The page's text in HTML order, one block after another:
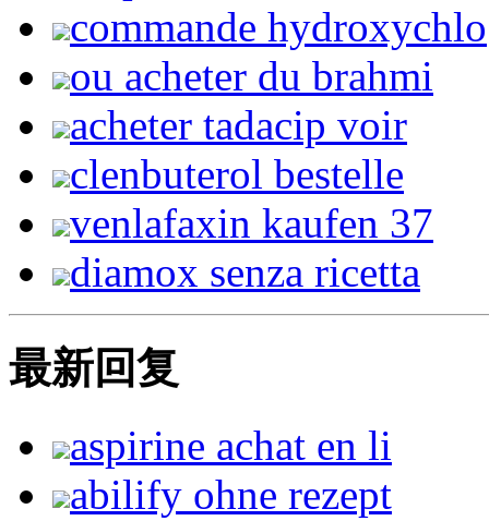
commande hydroxychlo
ou acheter du brahmi
acheter tadacip voir
clenbuterol bestelle
venlafaxin kaufen 37
diamox senza ricetta
最新回复
aspirine achat en li
abilify ohne rezept